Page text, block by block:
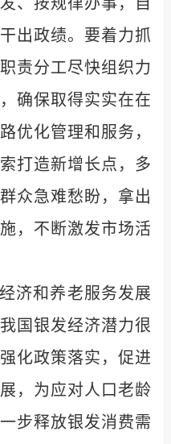
出政绩。要着力抓
责分工尽快组织力
确保取得实实在在
优化管理和服务，
打造新增长点，多
众急难愁盼，拿出
，不断激发市场活
济和养老服务发展
国银发经济潜力很
化政策落实，促进
，为应对人口老龄
步释放银发消费需